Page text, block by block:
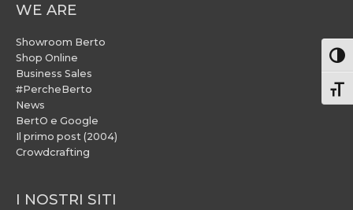
WE ARE
Showroom Berto
Shop Online
Business Sales
#PercheBerto
News
BertO e Google
Il primo post (2004)
Crowdcrafting
I NOSTRI SITI